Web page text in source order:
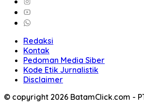
Redaksi
Kontak
Pedoman Media Siber
Kode Etik Jurnalistik
Disclaimer
© copyright 2026 BatamClick.com -